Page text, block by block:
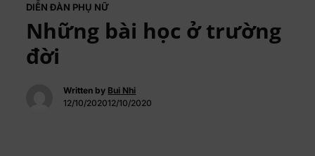
DIỄN ĐÀN PHỤ NỮ
Những bài học ở trường
đời
Written by Bui Nhi
12/10/202012/10/2020